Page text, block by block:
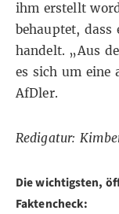
ihm erstellt
behauptet, dass
handelt. „Aus
es sich um eine
AfDler.
Redigatur:
Die wichtigsten,
Faktencheck: